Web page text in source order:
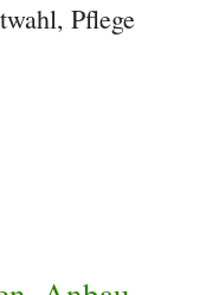
Pflege